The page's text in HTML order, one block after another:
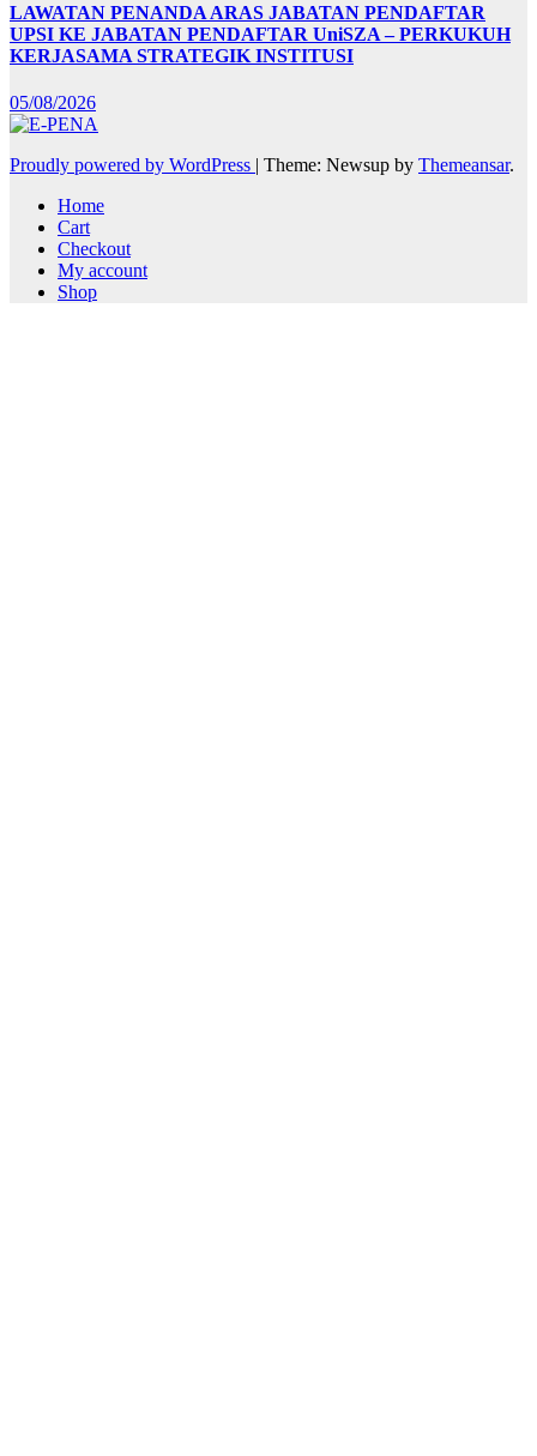
LAWATAN PENANDA ARAS JABATAN PENDAFTAR
UPSI KE JABATAN PENDAFTAR UniSZA – PERKUKUH
KERJASAMA STRATEGIK INSTITUSI
05/08/2026
Proudly powered by WordPress | Theme: Newsup by Themeansar.
Home
Cart
Checkout
My account
Shop